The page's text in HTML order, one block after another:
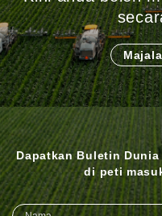
Dapatkan Buletin
di peti